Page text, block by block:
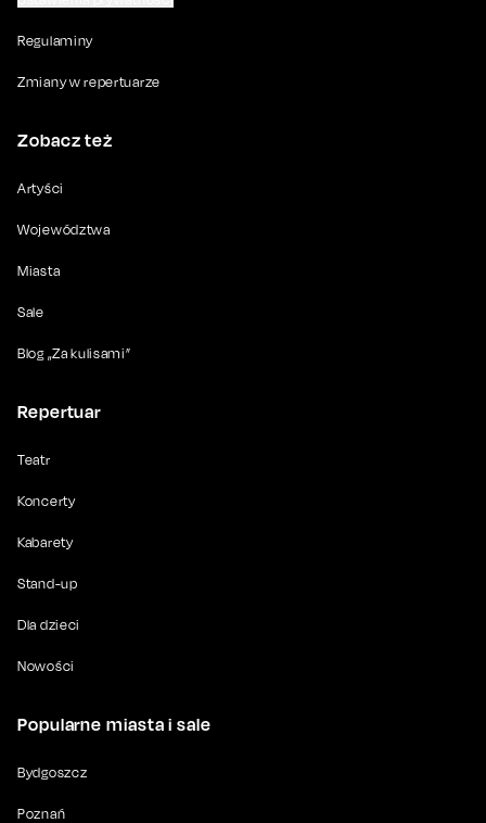
Regulaminy
Zmiany w repertuarze
Zobacz też
Artyści
Województwa
Miasta
Sale
Blog „Za kulisami”
Repertuar
Teatr
Koncerty
Kabarety
Stand-up
Dla dzieci
Nowości
Popularne miasta i sale
Bydgoszcz
Poznań